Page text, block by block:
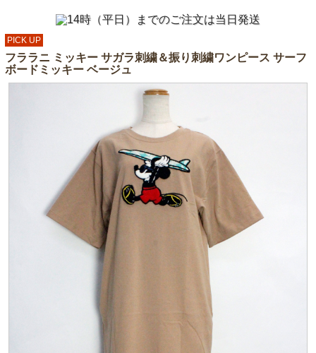
PICK UP
フララニ ミッキー サガラ刺繍＆振り刺繍ワンピース サーフ
ボードミッキー ベージュ